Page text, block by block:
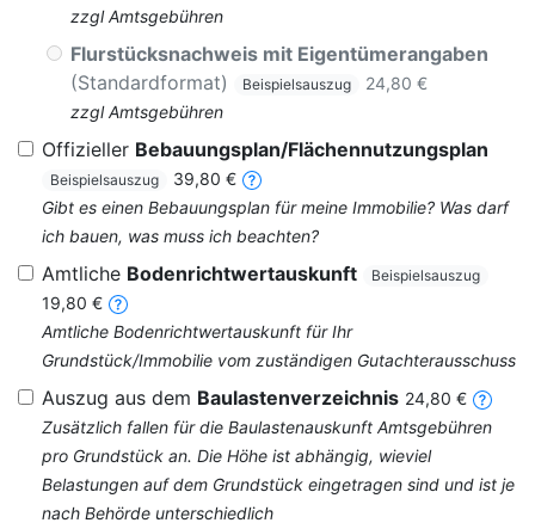
zzgl Amtsgebühren
Flurstücksnachweis mit Eigentümerangaben
(Standardformat)
Beispielsauszug
24,80 €
zzgl Amtsgebühren
Offizieller Bebauungsplan/Flächennutzungsplan
Beispielsauszug
39,80 €
Gibt es einen Bebauungsplan für meine Immobilie? Was darf
ich bauen, was muss ich beachten?
Amtliche Bodenrichtwertauskunft Beispielsauszug
19,80 €
Amtliche Bodenrichtwertauskunft für Ihr
Grundstück/Immobilie vom zuständigen Gutachterausschuss
Auszug aus dem Baulastenverzeichnis 24,80 €
Zusätzlich fallen für die Baulastenauskunft Amtsgebühren
pro Grundstück an. Die Höhe ist abhängig, wieviel
Belastungen auf dem Grundstück eingetragen sind und ist je
nach Behörde unterschiedlich